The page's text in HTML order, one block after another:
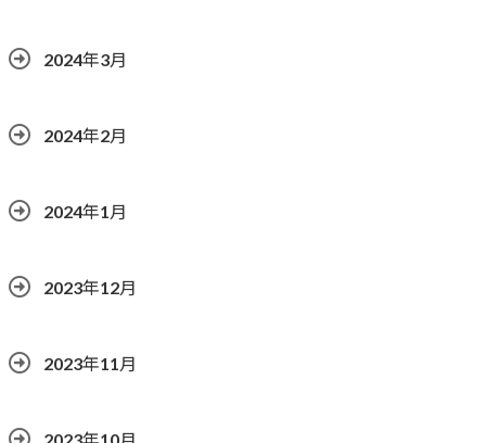
2024年3月
2024年2月
2024年1月
2023年12月
2023年11月